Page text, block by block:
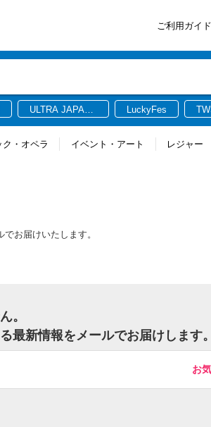
ご利用ガイ
ULTRA JAPAN
LuckyFes
ク・オペラ イベント・アート レジャー
お届けいたします。
。
最新情報をメールでお届けします。
お